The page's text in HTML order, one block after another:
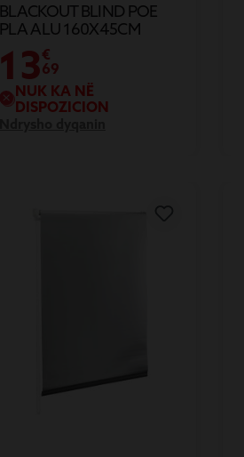
BLACKOUT BLIND POE
PLA ALU 160X45CM
13€
69
NUK KA NË
DISPOZICION